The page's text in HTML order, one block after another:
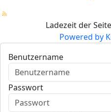
Ladezeit der
Powered by
Benutzername
Passwort